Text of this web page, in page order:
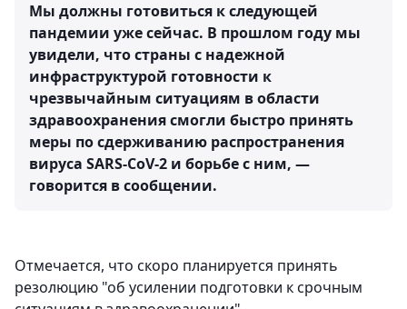
Мы должны готовиться к следующей
пандемии уже сейчас. В прошлом году мы
увидели, что страны с надежной
инфраструктурой готовности к
чрезвычайным ситуациям в области
здравоохранения смогли быстро принять
меры по сдерживанию распространения
вируса SARS-CoV-2 и борьбе с ним, —
говорится в сообщении.
Отмечается, что скоро планируется принять
резолюцию "об усилении подготовки к срочным